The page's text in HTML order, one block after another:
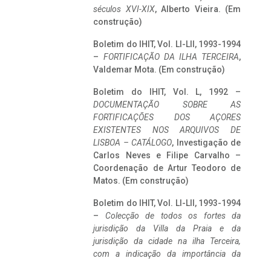
séculos XVI-XIX, Alberto Vieira. (Em
construção)
Boletim do IHIT, Vol. LI-LII, 1993-1994
– FORTIFICAÇÃO DA ILHA TERCEIRA,
Valdemar Mota. (Em construção)
Boletim do IHIT, Vol. L, 1992 –
DOCUMENTAÇÃO SOBRE AS
FORTIFICAÇÕES DOS AÇORES
EXISTENTES NOS ARQUIVOS DE
LISBOA – CATÁLOGO, Investigação de
Carlos Neves e Filipe Carvalho –
Coordenação de Artur Teodoro de
Matos. (Em construção)
Boletim do IHIT, Vol. LI-LII, 1993-1994
– Colecção de todos os fortes da
jurisdição da Villa da Praia e da
jurisdição da cidade na ilha Terceira,
com a indicação da importância da